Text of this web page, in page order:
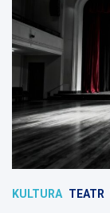
KULTURA TEATR